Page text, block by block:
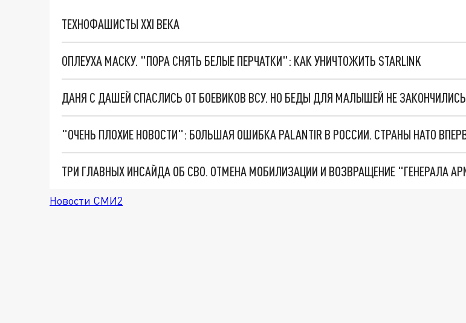
ТЕХНОФАШИСТЫ XXI ВЕКА
ОПЛЕУХА МАСКУ. "ПОРА СНЯТЬ БЕЛЫЕ ПЕРЧАТКИ": КАК УНИЧТОЖИТЬ STARLINK
ДАНЯ С ДАШЕЙ СПАСЛИСЬ ОТ БОЕВИКОВ ВСУ. НО БЕДЫ ДЛЯ МАЛЫШЕЙ НЕ ЗАКОНЧИЛИСЬ
Новости СМИ2